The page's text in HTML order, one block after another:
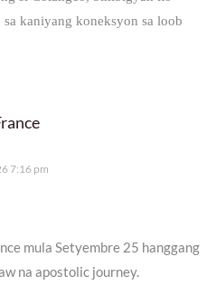
kaniyang koneksyon sa loob
7:16 pm
mula Setyembre 25 hanggang
na apostolic journey.